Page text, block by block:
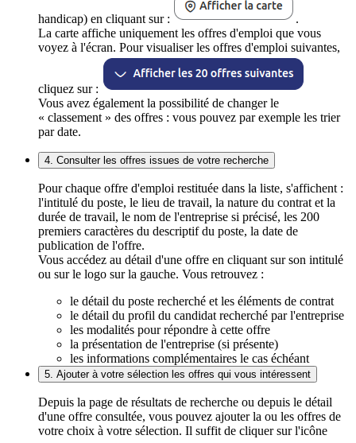
handicap) en cliquant sur :
.
La carte affiche uniquement les offres d'emploi que vous
voyez à l'écran. Pour visualiser les offres d'emploi suivantes,
cliquez sur :
Vous avez également la possibilité de changer le
« classement » des offres : vous pouvez par exemple les trier
par date.
4. Consulter les offres issues de votre recherche
Pour chaque offre d'emploi restituée dans la liste, s'affichent :
l'intitulé du poste, le lieu de travail, la nature du contrat et la
durée de travail, le nom de l'entreprise si précisé, les 200
premiers caractères du descriptif du poste, la date de
publication de l'offre.
Vous accédez au détail d'une offre en cliquant sur son intitulé
ou sur le logo sur la gauche. Vous retrouvez :
le détail du poste recherché et les éléments de contrat
le détail du profil du candidat recherché par l'entreprise
les modalités pour répondre à cette offre
la présentation de l'entreprise (si présente)
les informations complémentaires le cas échéant
5. Ajouter à votre sélection les offres qui vous intéressent
Depuis la page de résultats de recherche ou depuis le détail
d'une offre consultée, vous pouvez ajouter la ou les offres de
votre choix à votre sélection. Il suffit de cliquer sur l'icône